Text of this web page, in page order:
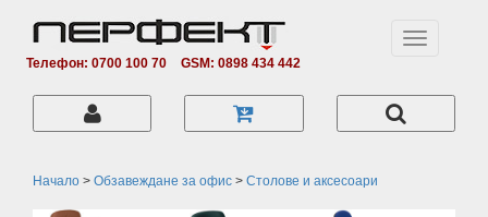
Телефон: 0700 100 70 GSM: 0898 434 442
Toggle
Начало > Обзавеждане за офис > Столове и аксесоари